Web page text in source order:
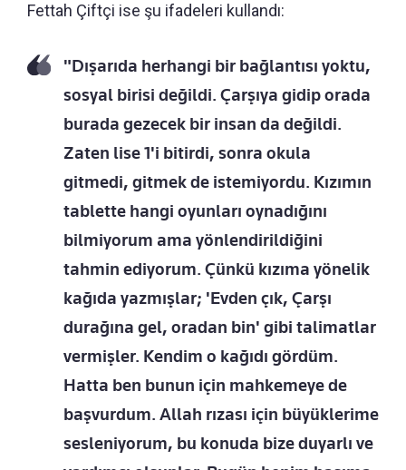
Fettah Çiftçi ise şu ifadeleri kullandı:
"Dışarıda herhangi bir bağlantısı yoktu,
sosyal birisi değildi. Çarşıya gidip orada
burada gezecek bir insan da değildi.
Zaten lise 1'i bitirdi, sonra okula
gitmedi, gitmek de istemiyordu. Kızımın
tablette hangi oyunları oynadığını
bilmiyorum ama yönlendirildiğini
tahmin ediyorum. Çünkü kızıma yönelik
kağıda yazmışlar; 'Evden çık, Çarşı
durağına gel, oradan bin' gibi talimatlar
vermişler. Kendim o kağıdı gördüm.
Hatta ben bunun için mahkemeye de
başvurdum. Allah rızası için büyüklerime
sesleniyorum, bu konuda bize duyarlı ve